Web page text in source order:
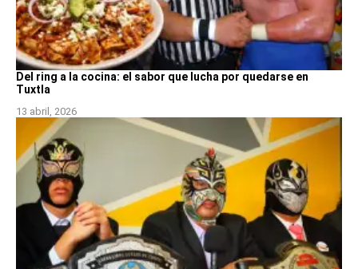
Del ring a la cocina: el sabor que lucha por quedarse en
Tuxtla
13 abril, 2026